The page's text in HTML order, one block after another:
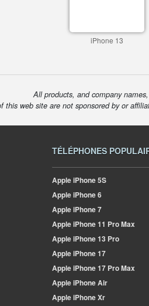
iPhone 13
All products, and company
this web site are not sponsored by or
TÉLÉPHONES
AppleiPhone 5S
AppleiPhone 6
AppleiPhone 7
AppleiPhone 11 Pro Max
AppleiPhone 13 Pro
AppleiPhone 17
AppleiPhone 17 Pro Max
AppleiPhone Air
AppleiPhone Xr